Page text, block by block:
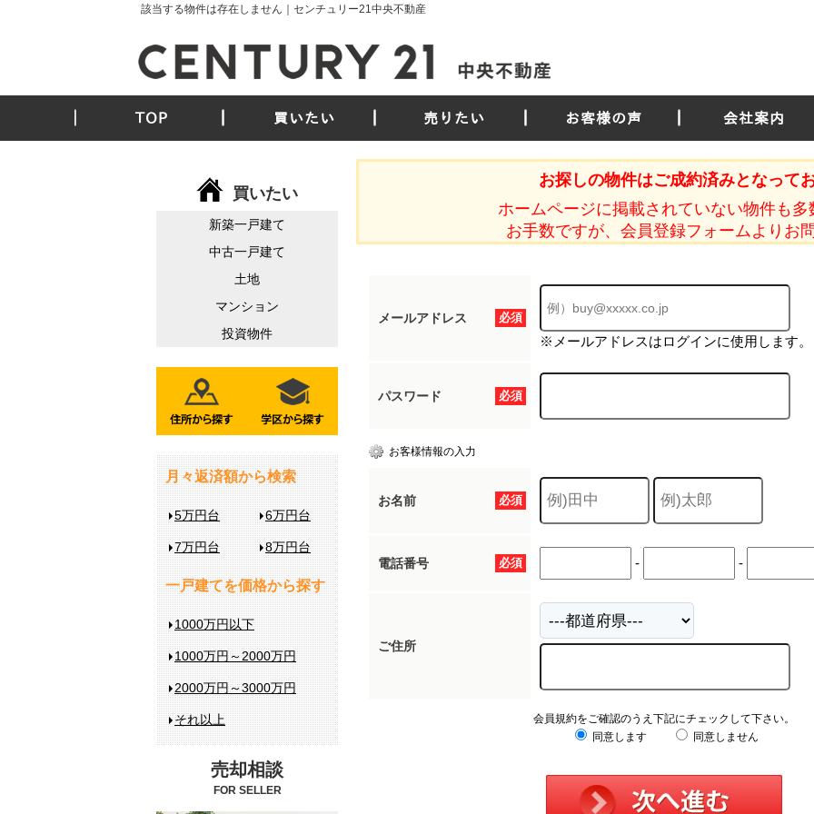
該当する物件は存在しません｜センチュリー21中央不動産
TOP 買いたい 売りたい お客様の声 会社案内
お探しの物件はご成約済みとなってお
ホームページに掲載されていない物件も多
お手数ですが、会員登録フォームよりお
必須
メールアドレス
※メールアドレスはログインに使用します。
必須
パスワード
お客様情報の入力
必須
お名前
必須
電話番号 - -
ご住所
会員規約をご確認のうえ下記にチェックして下さい。
同意します
同意しません
買いたい
新築一戸建て
中古一戸建て
土地
マンション
投資物件
月々返済額から検索
5万円台 6万円台
7万円台 8万円台
一戸建てを価格から探す
1000万円以下
1000万円～2000万円
2000万円～3000万円
それ以上
売却相談
FOR SELLER